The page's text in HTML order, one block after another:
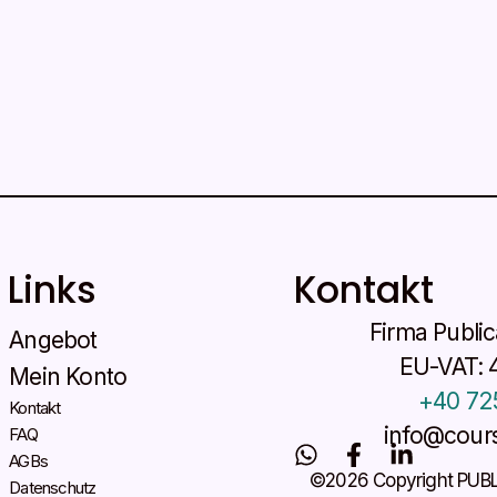
Links
Angebot
Mein Konto
Kontakt
FAQ
AGBs
Datenschutz
Kontakt
Firma
EU-VAT:
+40
W
h
F
a
L
i
©2026 Copyright